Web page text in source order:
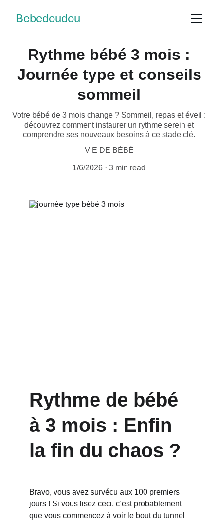
Bebedoudou
Rythme bébé 3 mois :
Journée type et conseils
sommeil
Votre bébé de 3 mois change ? Sommeil, repas et éveil :
découvrez comment instaurer un rythme serein et
comprendre ses nouveaux besoins à ce stade clé.
VIE DE BÉBÉ
1/6/2026 3 min read
Rythme de bébé
à 3 mois : Enfin
la fin du chaos ?
Bravo, vous avez survécu aux 100 premiers
jours ! Si vous lisez ceci, c’est probablement
que vous commencez à voir le bout du tunnel